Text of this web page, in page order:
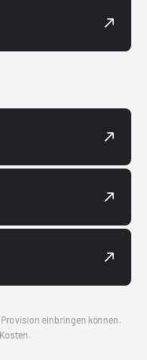
einbringen können.